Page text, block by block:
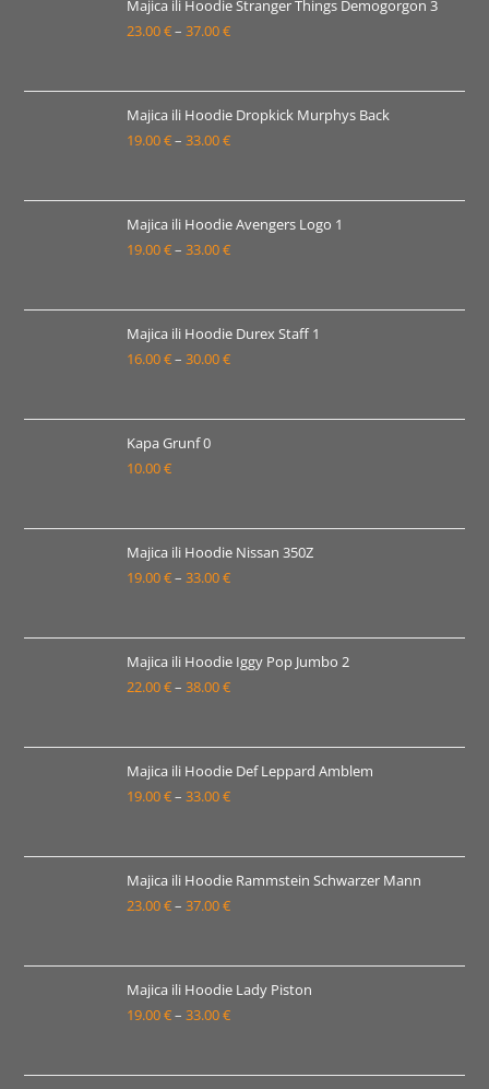
do
Majica ili Hoodie Stranger Things Demogorgon 3
23.00€– 37.00€Raspon
23.00 €
do
Majica ili Hoodie Dropkick Murphys Back
19.00€– 33.00€Raspon
19.00 €
do
Majica ili Hoodie Avengers Logo 1
19.00€– 33.00€Raspon
19.00 €
do
Majica ili Hoodie Durex Staff 1
16.00€– 30.00€Raspon
Kapa Grunf 0
10.00€
Majica ili Hoodie Nissan 350Z
19.00€– 33.00€Raspon
19.00 €
do
Majica ili Hoodie Iggy Pop Jumbo 2
22.00€– 38.00€Raspon
22.00 €
do
Majica ili Hoodie Def Leppard Amblem
19.00€– 33.00€Raspon
19.00 €
do
Majica ili Hoodie Rammstein Schwarzer Mann
23.00€– 37.00€Raspon
23.00 €
do
Majica ili Hoodie Lady Piston
19.00€– 33.00€Raspon